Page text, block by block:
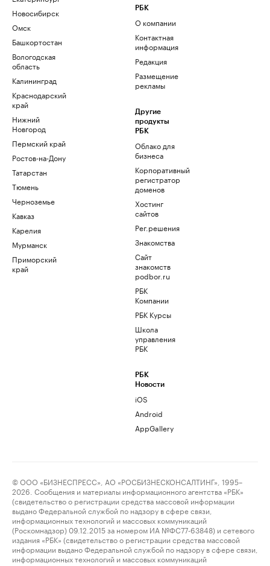
Новосибирск
Омск
Башкортостан
Вологодская
область
Калининград
Краснодарский
край
Нижний
Новгород
Пермский край
Ростов-на-Дону
Татарстан
Тюмень
Черноземье
Кавказ
Карелия
Мурманск
Приморский
край
РБК
О компании
Контактная
информация
Редакция
Размещение
рекламы
Другие
продукты
РБК
Облако для
бизнеса
Корпоративный
регистратор
доменов
Хостинг
сайтов
Рег.решения
Знакомства
Сайт
знакомств
podbor.ru
РБК
Компании
РБК Курсы
Школа
управления
РБК
РБК
Новости
iOS
Android
AppGallery
© ООО «БИЗНЕСПРЕСС», АО «РОСБИЗНЕСКОНСАЛТИНГ», 1995–
2026. Сообщения и материалы информационного агентства «РБК»
(свидетельство о регистрации средства массовой информации
выдано Федеральной службой по надзору в сфере связи,
информационных технологий и массовых коммуникаций
(Роскомнадзор) 09.12.2015 за номером ИА №ФС77-63848) и сетевого
издания «РБК» (свидетельство о регистрации средства массовой
информации выдано Федеральной службой по надзору в сфере связи,
информационных технологий и массовых коммуникаций